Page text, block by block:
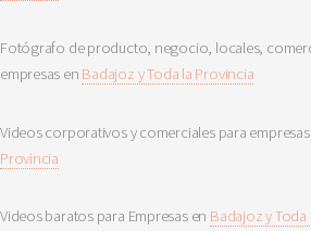
Fotógrafo de producto, negocio, locales,
empresas en Badajoz y Toda la Provincia
Videos corporativos y comerciales para
Provincia
Videos baratos para Empresas en Badajoz y Toda